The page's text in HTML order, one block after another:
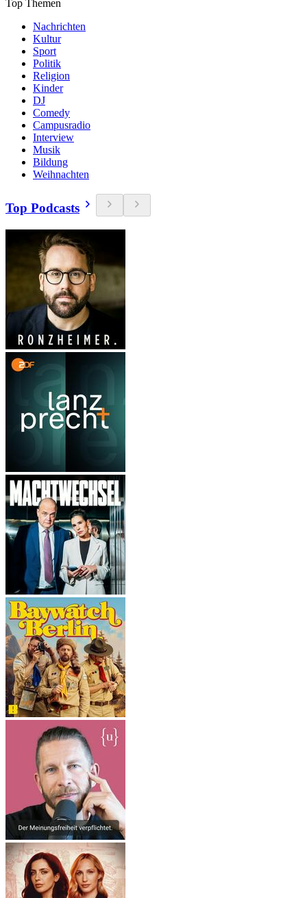
Top Themen
Nachrichten
Kultur
Sport
Politik
Religion
Kinder
DJ
Comedy
Campusradio
Interview
Musik
Bildung
Weihnachten
Top Podcasts